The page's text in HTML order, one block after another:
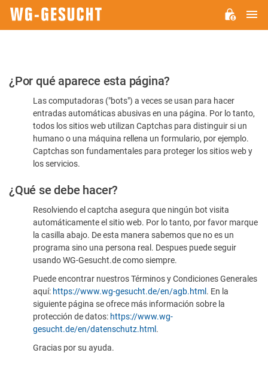
Por
favor,
confirme
humano
¿Por qué aparece esta página?
Las computadoras ("bots") a veces se usan para hacer
entradas automáticas abusivas en una página. Por lo tanto,
todos los sitios web utilizan Captchas para distinguir si un
humano o una máquina rellena un formulario, por ejemplo.
Captchas son fundamentales para proteger los sitios web y
los servicios.
¿Qué se debe hacer?
Resolviendo el captcha asegura que ningún bot visita
automáticamente el sitio web. Por lo tanto, por favor marque
la casilla abajo. De esta manera sabemos que no es un
programa sino una persona real. Despues puede seguir
usando WG-Gesucht.de como siempre.
Puede encontrar nuestros Términos y Condiciones Generales
aquí: https://www.wg-gesucht.de/en/agb.html . En la
siguiente página se ofrece más información sobre la
protección de datos: https://www.wg-
gesucht.de/en/datenschutz.html .
Gracias por su ayuda.